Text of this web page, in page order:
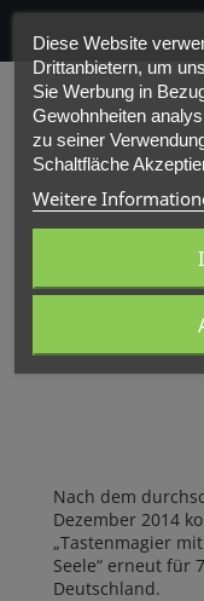
Nach dem
Dezember 2014
„Tastenmagier
Seele“ erneut für
Deutschland.
Diese Website
Drittanbietern, um
Sie Werbung in
Gewohnheiten
zu seiner
Schaltfläche
Weitere